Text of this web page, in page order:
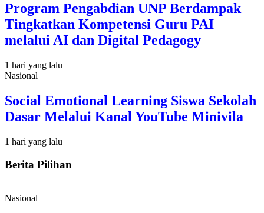
Program Pengabdian UNP Berdampak
Tingkatkan Kompetensi Guru PAI
melalui AI dan Digital Pedagogy
1 hari yang lalu
Nasional
Social Emotional Learning Siswa Sekolah
Dasar Melalui Kanal YouTube Minivila
1 hari yang lalu
Berita Pilihan
Nasional